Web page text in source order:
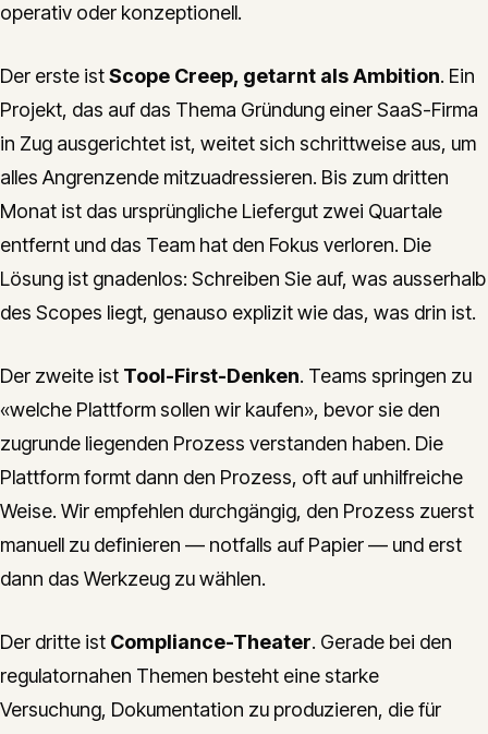
operativ oder konzeptionell.
Der erste istScope Creep, getarnt als Ambition. Ein
Projekt, das auf das Thema Gründung einer SaaS-Firma
in Zug ausgerichtet ist, weitet sich schrittweise aus, um
alles Angrenzende mitzuadressieren. Bis zum dritten
Monat ist das ursprüngliche Liefergut zwei Quartale
entfernt und das Team hat den Fokus verloren. Die
Lösung ist gnadenlos: Schreiben Sie auf, was ausserhalb
des Scopes liegt, genauso explizit wie das, was drin ist.
Der zweite ist Tool-First-Denken. Teams springen zu
«welche Plattform sollen wir kaufen», bevor sie den
zugrunde liegenden Prozess verstanden haben. Die
Plattform formt dann den Prozess, oft auf unhilfreiche
Weise. Wir empfehlen durchgängig, den Prozess zuerst
manuell zu definieren — notfalls auf Papier — und erst
dann das Werkzeug zu wählen.
Der dritte ist Compliance-Theater. Gerade bei den
regulatornahen Themen besteht eine starke
Versuchung, Dokumentation zu produzieren, die für